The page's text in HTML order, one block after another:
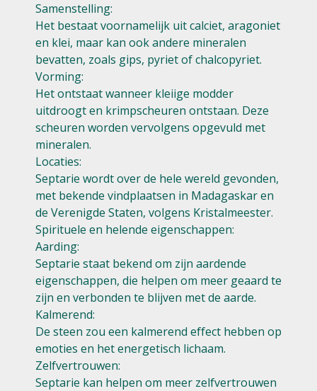
Samenstelling:
Het bestaat voornamelijk uit calciet, aragoniet
en klei, maar kan ook andere mineralen
bevatten, zoals gips, pyriet of chalcopyriet.
Vorming:
Het ontstaat wanneer kleiige modder
uitdroogt en krimpscheuren ontstaan. Deze
scheuren worden vervolgens opgevuld met
mineralen.
Locaties:
Septarie wordt over de hele wereld gevonden,
met bekende vindplaatsen in Madagaskar en
de Verenigde Staten, volgens Kristalmeester.
Spirituele en helende eigenschappen:
Aarding:
Septarie staat bekend om zijn aardende
eigenschappen, die helpen om meer geaard te
zijn en verbonden te blijven met de aarde.
Kalmerend:
De steen zou een kalmerend effect hebben op
emoties en het energetisch lichaam.
Zelfvertrouwen:
Septarie kan helpen om meer zelfvertrouwen